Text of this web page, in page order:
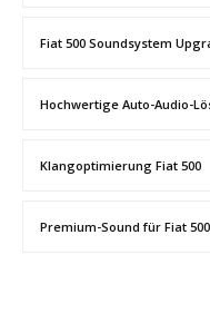
Fiat 500 Soundsystem
Hochwertige Auto-Audio-
Klangoptimierung Fiat 500
Premium-Sound für Fiat 500